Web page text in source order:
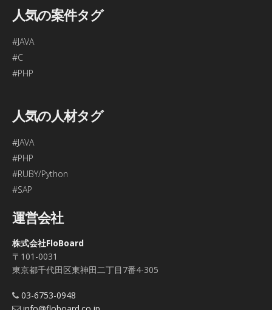
人気の案件タグ
#JAVA
#C
#PHP
人気の人材タグ
#JAVA
#PHP
#RUBY/Python
#SAP
運営会社
株式会社FloBoard
〒101-0031
東京都千代田区東神田二丁目7番4-305
03-6753-0948